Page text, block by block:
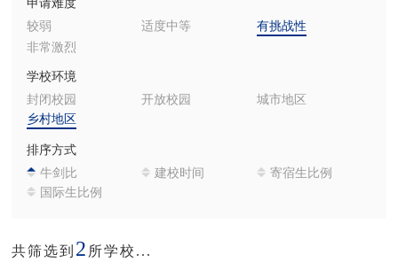
申请难度
较弱
适度中等
有挑战性
非常激烈
学校环境
封闭校园
开放校园
城市地区
乡村地区
排序方式
牛剑比
建校时间
寄宿生比例
国际生比例
共筛选到 2 所学校...